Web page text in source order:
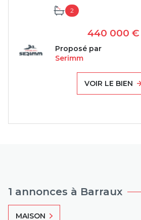
2
440 000 €
Proposé par
Serimm
VOIR LE BIEN
1 annonces à Barraux
MAISON